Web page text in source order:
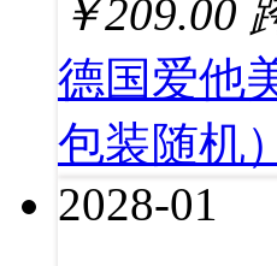
￥209.00
德国爱他
包装随机）
2028-01